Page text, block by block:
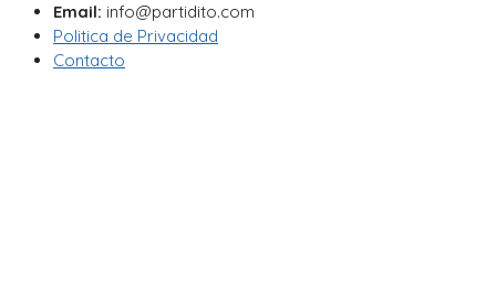
Email: info@partidito.com
Politica de Privacidad
Contacto